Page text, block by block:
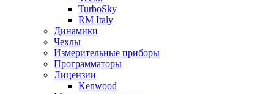
TurboSky
RM Italy
Динамики
Чехлы
Измерительные приборы
Программаторы
Лицензии
Kenwood